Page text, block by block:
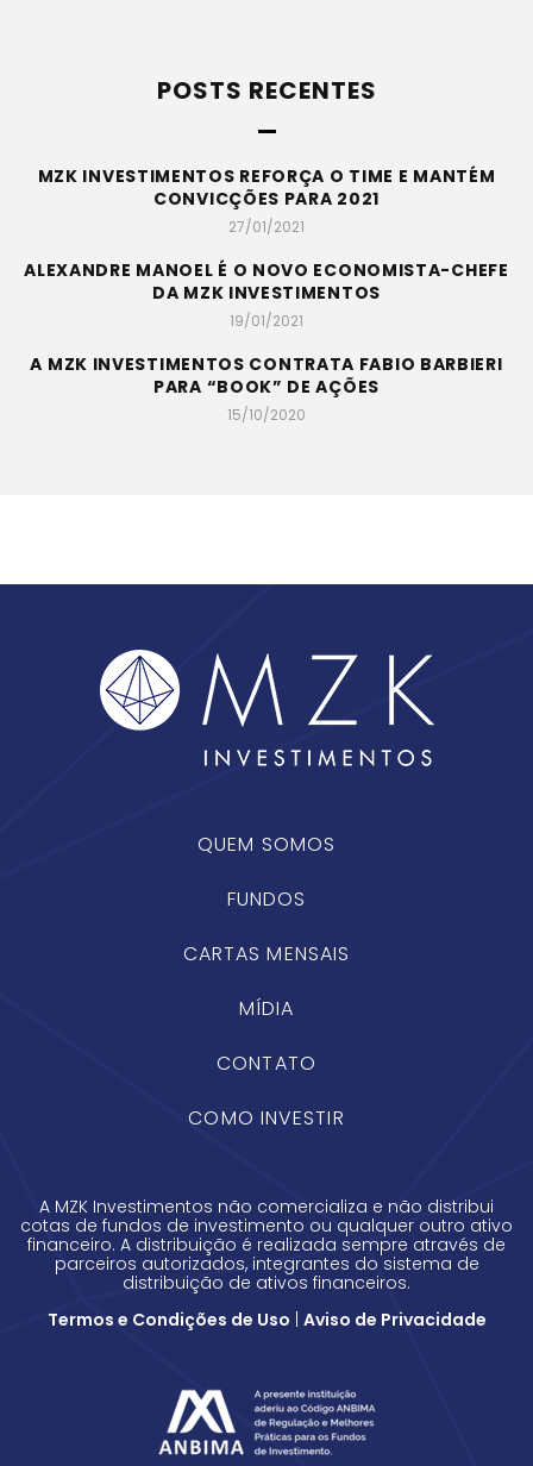
POSTS RECENTES
MZK INVESTIMENTOS REFORÇA O TIME E MANTÉM
CONVICÇÕES PARA 2021
27/01/2021
ALEXANDRE MANOEL É O NOVO ECONOMISTA-CHEFE
DA MZK INVESTIMENTOS
19/01/2021
A MZK INVESTIMENTOS CONTRATA FABIO BARBIERI
PARA “BOOK” DE AÇÕES
15/10/2020
QUEM SOMOS
FUNDOS
CARTAS MENSAIS
MÍDIA
CONTATO
COMO INVESTIR
A MZK Investimentos não comercializa e não distribui
cotas de fundos de investimento ou qualquer outro ativo
financeiro. A distribuição é realizada sempre através de
parceiros autorizados, integrantes do sistema de
distribuição de ativos financeiros.
Termos e Condições de Uso Aviso de Privacidade